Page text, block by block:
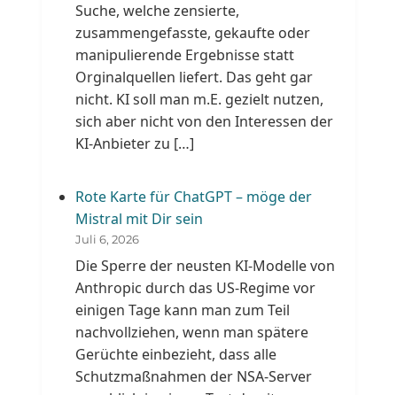
Suche, welche zensierte,
zusammengefasste, gekaufte oder
manipulierende Ergebnisse statt
Orginalquellen liefert. Das geht gar
nicht. KI soll man m.E. gezielt nutzen,
sich aber nicht von den Interessen der
KI-Anbieter zu […]
Rote Karte für ChatGPT – möge der
Mistral mit Dir sein
Juli 6, 2026
Die Sperre der neusten KI-Modelle von
Anthropic durch das US-Regime vor
einigen Tage kann man zum Teil
nachvollziehen, wenn man spätere
Gerüchte einbezieht, dass alle
Schutzmaßnahmen der NSA-Server